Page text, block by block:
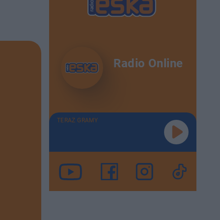
Radio Online
TERAZ GRAMY